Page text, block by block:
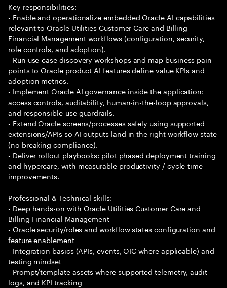
Key responsibilities:
- Enable and operationalize embedded Oracle AI capabilities
relevant to Oracle Utilities Customer Care and Billing
Financial Management workflows (configuration, security,
role controls, and adoption).
- Run use-case discovery workshops and map business pain
points to Oracle product AI features define value KPIs and
adoption metrics.
- Implement Oracle AI governance inside the application:
access controls, auditability, human-in-the-loop approvals,
and responsible-use guardrails.
- Extend Oracle screens/processes safely using supported
extensions/APIs so AI outputs land in the right workflow state
(no breaking compliance).
- Deliver rollout playbooks: pilot phased deployment training
and hypercare, with measurable productivity / cycle-time
improvements.
Professional & Technical skills:
- Deep hands-on with Oracle Utilities Customer Care and
Billing Financial Management
- Oracle security/roles and workflow states configuration and
feature enablement
- Integration basics (APIs, events, OIC where applicable) and
testing mindset
- Prompt/template assets where supported telemetry, audit
logs, and KPI tracking